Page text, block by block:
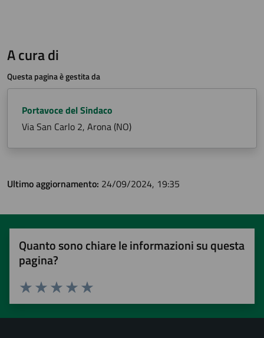
A cura di
Questa pagina è gestita da
Portavoce del Sindaco
Via San Carlo 2, Arona (NO)
Ultimo aggiornamento: 24/09/2024, 19:35
Quanto sono chiare le informazioni su questa
pagina?
Valuta 5 stelle su 5
Valuta 4 stelle su 5
Valuta 3 stelle su 5
Valuta 2 stelle su 5
Valuta 1 stelle su 5